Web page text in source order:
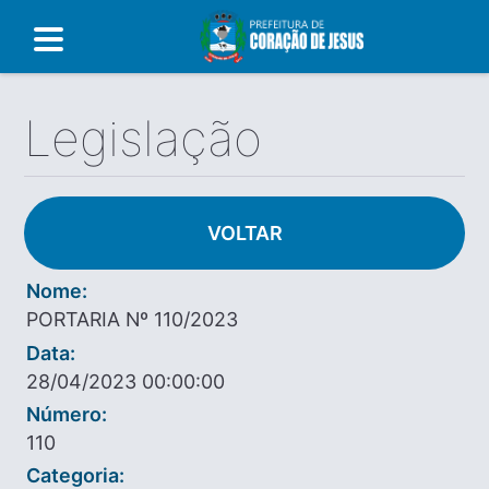
Legislação
VOLTAR
Nome:
PORTARIA Nº 110/2023
Data:
28/04/2023 00:00:00
Número:
110
Categoria: